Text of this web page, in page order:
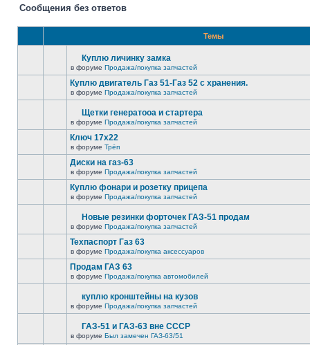
Сообщения без ответов
Темы
Куплю личинку замка
в форуме Продажа/покупка запчастей
Куплю двигатель Газ 51-Газ 52 с хранения.
в форуме Продажа/покупка запчастей
Щетки генератооа и стартера
в форуме Продажа/покупка запчастей
Ключ 17х22
в форуме Трёп
Диски на газ-63
в форуме Продажа/покупка запчастей
Куплю фонари и розетку прицепа
в форуме Продажа/покупка запчастей
Новые резинки форточек ГАЗ-51 продам
в форуме Продажа/покупка запчастей
Техпаспорт Газ 63
в форуме Продажа/покупка аксессуаров
Продам ГАЗ 63
в форуме Продажа/покупка автомобилей
куплю кронштейны на кузов
в форуме Продажа/покупка запчастей
ГАЗ-51 и ГАЗ-63 вне СССР
в форуме Был замечен ГАЗ-63/51